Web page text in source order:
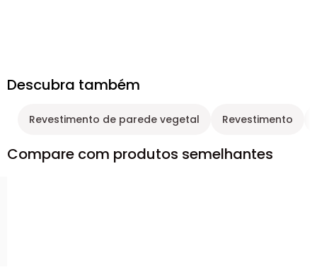
Descubra também
Revestimento de parede vegetal Revestimento
Compare com produtos semelhantes